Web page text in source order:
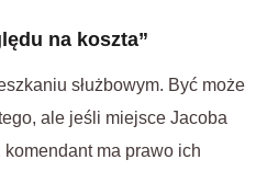
na koszta”
służbowym. Być może
ale jeśli miejsce Jacoba
ma prawo ich